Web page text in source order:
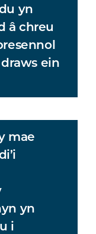
yn
â chreu
ein
mae
yn
i